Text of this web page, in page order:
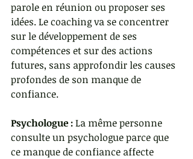
parole en réunion ou proposer ses
idées. Le coaching va se concentrer
sur le développement de ses
compétences et sur des actions
futures, sans approfondir les causes
profondes de son manque de
confiance.
Psychologue : La même personne
consulte un psychologue parce que
ce manque de confiance affecte